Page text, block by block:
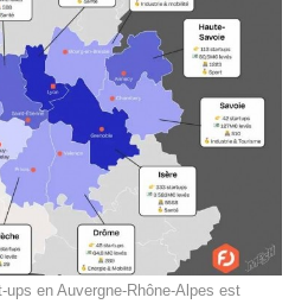
ups en Auvergne-Rhône-Alpes est